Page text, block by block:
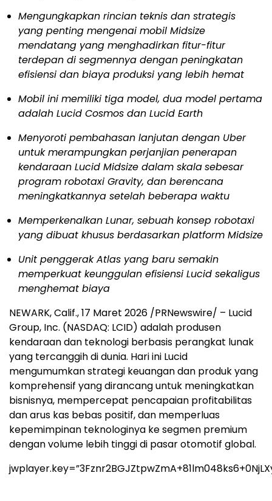
Mengungkapkan rincian teknis dan strategis
yang penting mengenai mobil Midsize
mendatang yang menghadirkan fitur-fitur
terdepan di segmennya dengan peningkatan
efisiensi dan biaya produksi yang lebih hemat
Mobil ini memiliki tiga model, dua model pertama
adalah Lucid Cosmos dan Lucid Earth
Menyoroti pembahasan lanjutan dengan Uber
untuk merampungkan perjanjian penerapan
kendaraan Lucid Midsize dalam skalasebesar
program robotaxi Gravity, dan berencana
meningkatkannya setelah beberapa waktu
Memperkenalkan Lunar, sebuah konsep robotaxi
yang dibuat khusus berdasarkan platform Midsize
Unit penggerak Atlas yang baru semakin
memperkuat keunggulan efisiensi Lucid sekaligus
menghemat biaya
NEWARK, Calif.,17 Maret 2026 /PRNewswire/ – Lucid
Group, Inc. (NASDAQ: LCID) adalah produsen
kendaraan dan teknologi berbasis perangkat lunak
yang tercanggih di dunia. Hari ini Lucid
mengumumkan strategi keuangan dan produk yang
komprehensif yang dirancang untuk meningkatkan
bisnisnya, mempercepat pencapaian profitabilitas
dan arus kas bebas positif, dan memperluas
kepemimpinan teknologinya ke segmen premium
dengan volume lebih tinggi di pasar otomotif global.